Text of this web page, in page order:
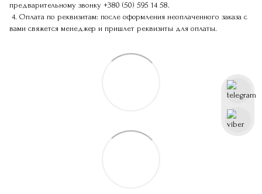
предварительному звонку +380 (50) 595 14 58.
4. Оплата по реквизитам: после оформления неоплаченного заказа с
вами свяжется менеджер и пришлет реквизиты для оплаты.